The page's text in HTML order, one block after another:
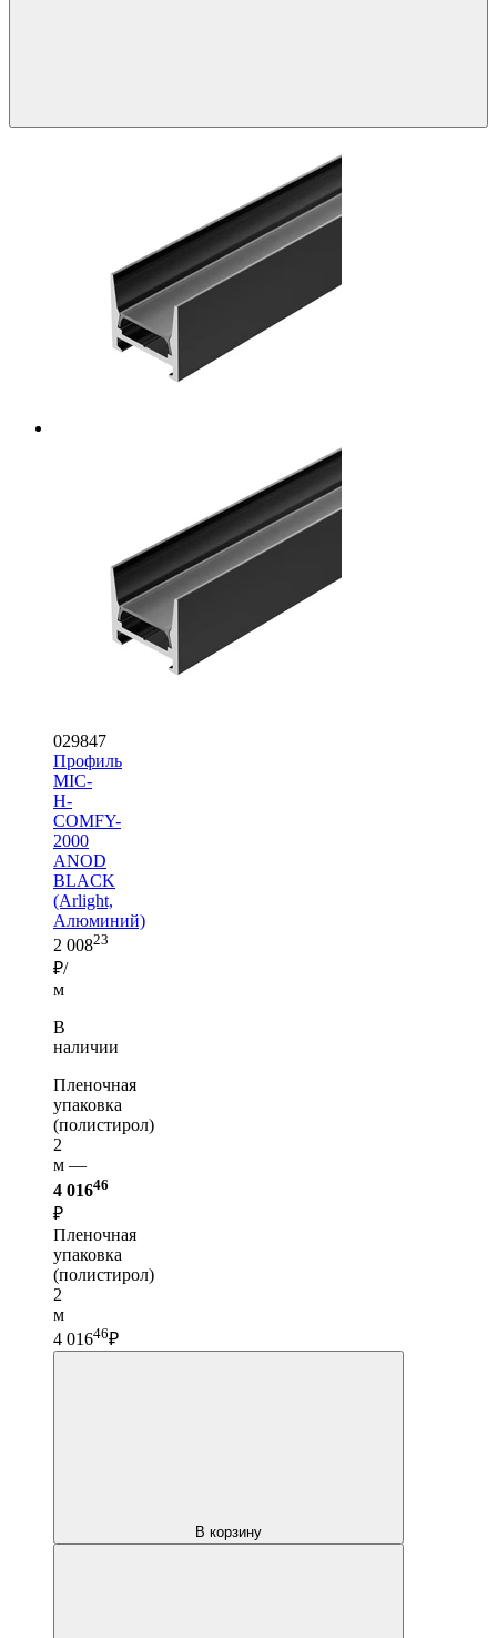
029847
Профиль
MIC-
H-
COMFY-
2000
ANOD
BLACK
(Arlight,
Алюминий)
2 00823
₽/
м
В
наличии
Пленочная
упаковка
(полистирол)
2
м —
4 01646
₽
Пленочная
упаковка
(полистирол)
2
м
4 01646₽
В корзину